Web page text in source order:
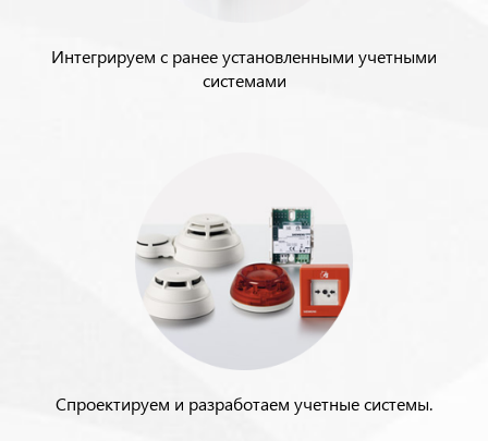
Интегрируем с ранее установленными учетными
системами
Спроектируем и разработаем учетные системы.